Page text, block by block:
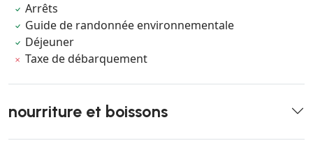
Arrêts
Guide de randonnée environnementale
Déjeuner
Taxe de débarquement
nourriture et boissons